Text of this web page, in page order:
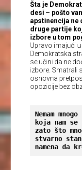
Šta je
desi – pošto
apstinencija ne
druge partije
izbore u tom
Upravo imajući
Demokratska
se učini da ne
izbore. Smatrali
osnovna
opozicije bez
Nemam
koja nam
zato što
stvarno
namena da